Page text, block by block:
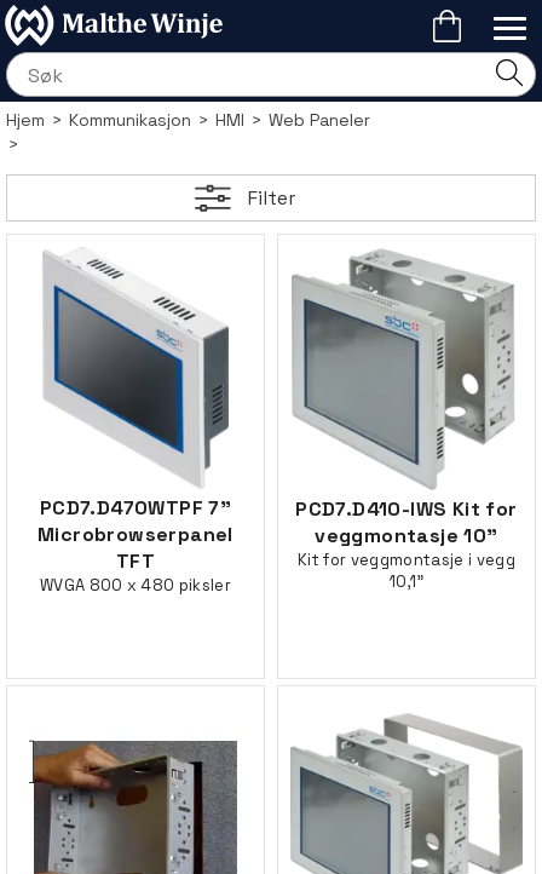
Hjem>Kommunikasjon>HMI>Web Paneler
>
Filter
PCD7.D470WTPF 7"
Microbrowserpanel
TFT
WVGA 800 x 480 piksler
PCD7.D410-IWS Kit for
veggmontasje 10"
Kit for veggmontasje i vegg
10,1"